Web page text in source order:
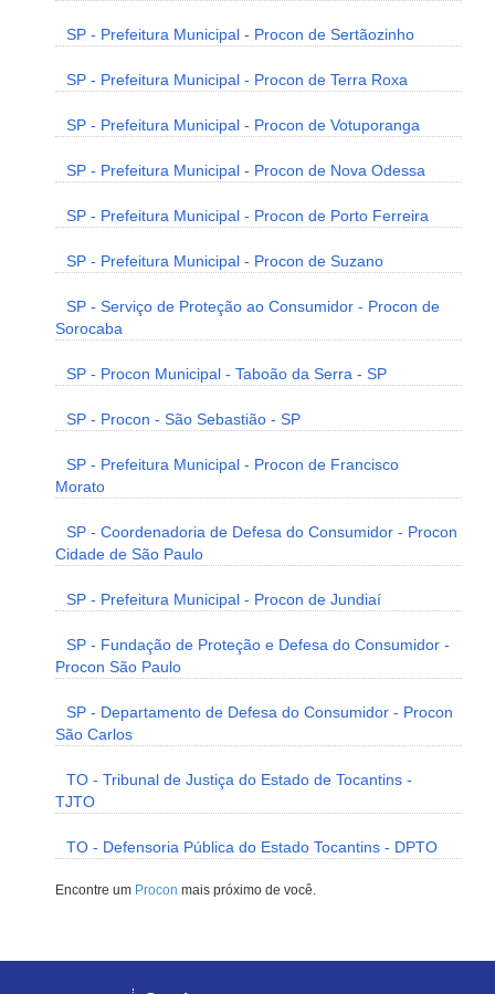
SP - Prefeitura Municipal - Procon de Sertãozinho
SP - Prefeitura Municipal - Procon de Terra Roxa
SP - Prefeitura Municipal - Procon de Votuporanga
SP - Prefeitura Municipal - Procon de Nova Odessa
SP - Prefeitura Municipal - Procon de Porto Ferreira
SP - Prefeitura Municipal - Procon de Suzano
SP - Serviço de Proteção ao Consumidor - Procon de
Sorocaba
SP - Procon Municipal - Taboão da Serra - SP
SP - Procon - São Sebastião - SP
SP - Prefeitura Municipal - Procon de Francisco
Morato
SP - Coordenadoria de Defesa do Consumidor - Procon
Cidade de São Paulo
SP - Prefeitura Municipal - Procon de Jundiaí
SP - Fundação de Proteção e Defesa do Consumidor -
Procon São Paulo
SP - Departamento de Defesa do Consumidor - Procon
São Carlos
TO - Tribunal de Justiça do Estado de Tocantins -
TJTO
TO - Defensoria Pública do Estado Tocantins - DPTO
Encontre um Procon mais próximo de você.